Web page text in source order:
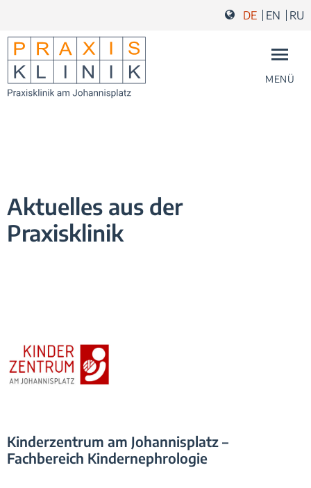
DE EN RU
MENÜ
Aktuelles aus der
Praxisklinik
Kinderzentrum am Johannisplatz –
Fachbereich Kindernephrologie